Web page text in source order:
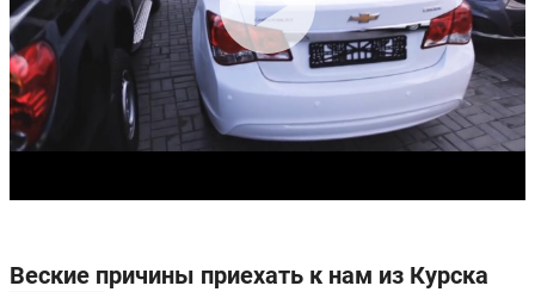
Веские причины приехать к нам из Курска